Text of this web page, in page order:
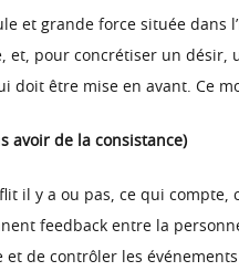
et grande force située
et, pour concrétiser un
doit être mise en avant. Ce
avoir de la consistance)
il y a ou pas, ce qui compte,
feedback entre la
de contrôler les